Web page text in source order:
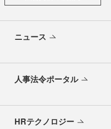
ニュース
人事法令ポータル
HRテクノロジー